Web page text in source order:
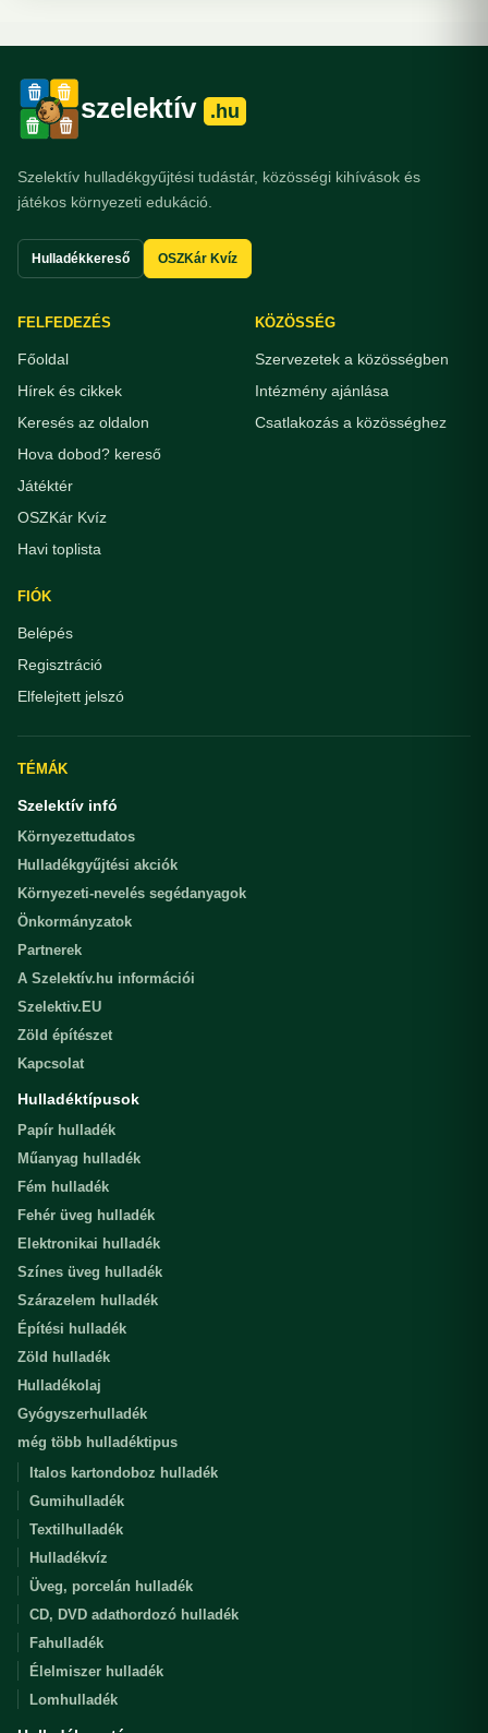
szelektív .hu
Szelektív hulladékgyűjtési tudástár, közösségi kihívások és
játékos környezeti edukáció.
Hulladékkereső OSZKár Kvíz
FELFEDEZÉS
Főoldal
Hírek és cikkek
Keresés az oldalon
Hova dobod? kereső
Játéktér
OSZKár Kvíz
Havi toplista
KÖZÖSSÉG
Szervezetek a közösségben
Intézmény ajánlása
Csatlakozás a közösséghez
FIÓK
Belépés
Regisztráció
Elfelejtett jelszó
TÉMÁK
Szelektív infó
Környezettudatos
Hulladékgyűjtési akciók
Környezeti-nevelés segédanyagok
Önkormányzatok
Partnerek
A Szelektív.hu információi
Szelektiv.EU
Zöld építészet
Kapcsolat
Hulladéktípusok
Papír hulladék
Műanyag hulladék
Fém hulladék
Fehér üveg hulladék
Elektronikai hulladék
Színes üveg hulladék
Szárazelem hulladék
Építési hulladék
Zöld hulladék
Hulladékolaj
Gyógyszerhulladék
még több hulladéktipus
Italos kartondoboz hulladék
Gumihulladék
Textilhulladék
Hulladékvíz
Üveg, porcelán hulladék
CD, DVD adathordozó hulladék
Fahulladék
Élelmiszer hulladék
Lomhulladék